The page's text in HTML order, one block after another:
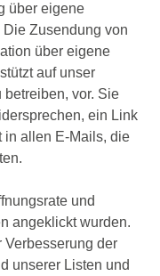
über eigene
Zusendung von
über eigene
auf unser
betreiben, vor. Sie
ein Link
in allen E-Mails, die
und
angeklickt wurden.
Verbesserung der
unserer Listen und